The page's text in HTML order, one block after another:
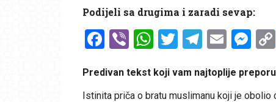
Podijeli sa drugima i zaradi sevap:
Facebook
ViberWhatsApp
TwitterEmail
Predivan tekst koji vam najtoplije
Istinita priča o bratu muslimanu koji je